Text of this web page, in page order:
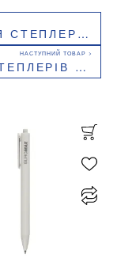
ЛЮКС ВМ.4408
BM.4401